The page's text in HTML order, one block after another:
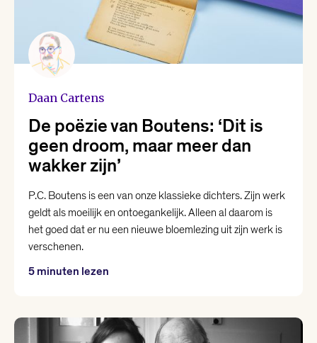
Daan Cartens
De poëzie van Boutens: ‘Dit is
geen droom, maar meer dan
wakker zijn’
P.C. Boutens is een van onze klassieke dichters. Zijn werk
geldt als moeilijk en ontoegankelijk. Alleen al daarom is
het goed dat er nu een nieuwe bloemlezing uit zijn werk is
verschenen.
5 minuten lezen